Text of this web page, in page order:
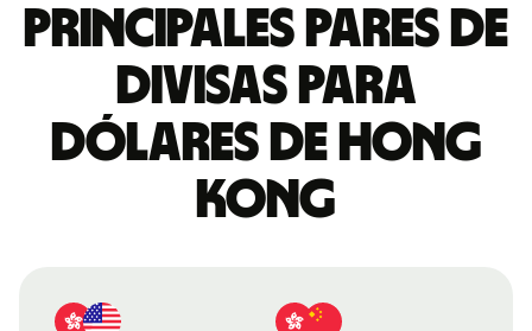
Principales pares de
divisas para
dólares de Hong
Kong